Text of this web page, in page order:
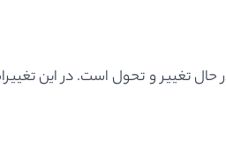
حال تغییر و تحول است. در این